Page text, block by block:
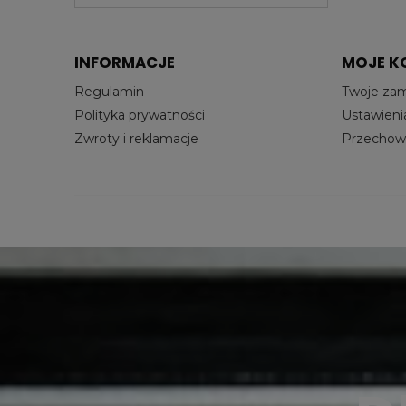
INFORMACJE
Regulamin
Polityka prywatności
Zwroty i reklamacje
MOJE
Twoje